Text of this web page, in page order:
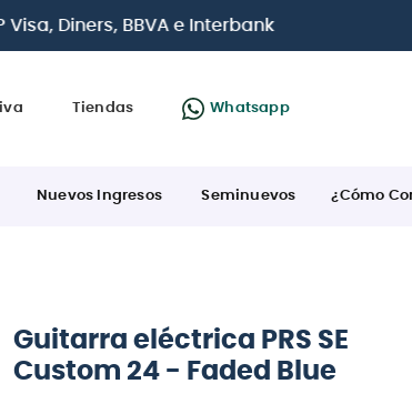
Visa, Diners, BBVA e Interbank
Tiendas Whatsapp
Nuevos Ingresos Seminuevos ¿Cómo
Guitarra eléctrica PRS SE
Custom 24 - Faded Blue